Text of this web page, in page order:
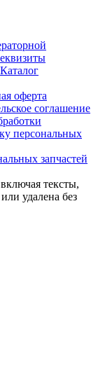
Каталог
оферта
соглашение
персональных
тексты,
удалена без